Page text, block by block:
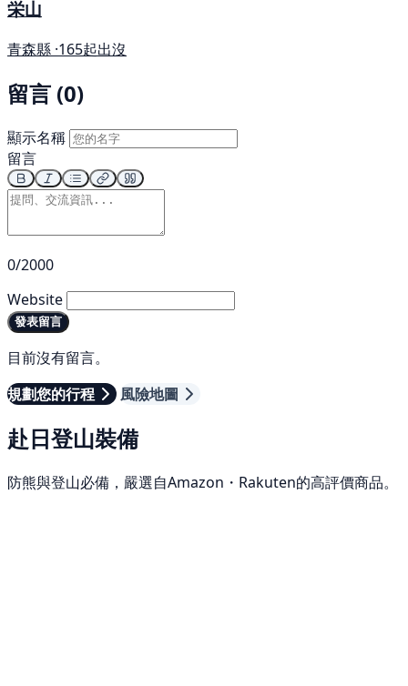
栄山
青森縣 ·165起出沒
留言 (0)
顯示名稱
留言
0/2000
Website
發表留言
目前沒有留言。
規劃您的行程
風險地圖
赴日登山裝備
防熊與登山必備，嚴選自Amazon・Rakuten的高評價商品。